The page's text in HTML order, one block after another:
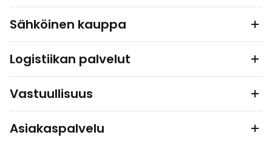
Sähköinen kauppa
Logistiikan palvelut
Vastuullisuus
Asiakaspalvelu